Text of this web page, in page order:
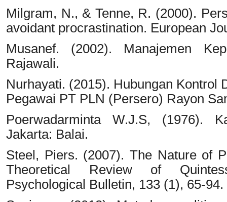
Milgram, N., & Tenne, R. (2000).
avoidant procrastination. European
Musanef. (2002). Manajemen
Rajawali.
Nurhayati. (2015). Hubungan Kontrol
Pegawai PT PLN (Persero) Rayon
Poerwadarminta W.J.S, (1976).
Jakarta: Balai.
Steel, Piers. (2007). The Nature of
Theoretical Review of
Psychological Bulletin, 133 (1), 65-94.